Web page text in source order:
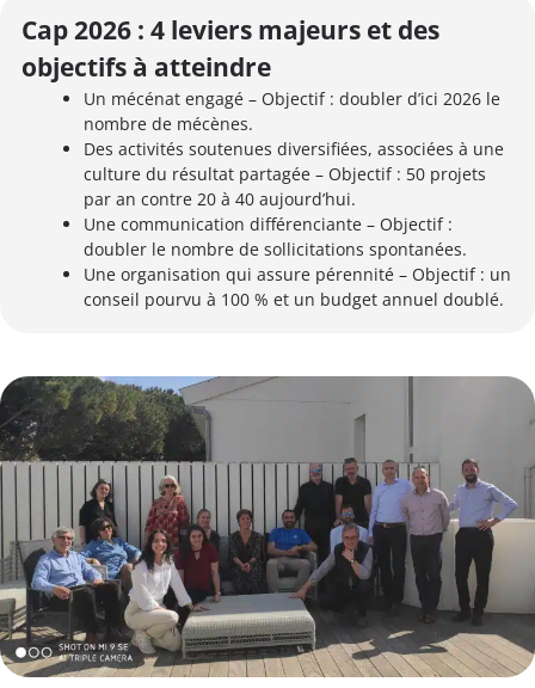
Cap 2026 : 4 leviers majeurs et des
objectifs à atteindre
Un mécénat engagé – Objectif : doubler d’ici 2026 le
nombre de mécènes.
Des activités soutenues diversifiées, associées à une
culture du résultat partagée – Objectif : 50 projets
par an contre 20 à 40 aujourd’hui.
Une communication différenciante – Objectif :
doubler le nombre de sollicitations spontanées.
Une organisation qui assure pérennité – Objectif : un
conseil pourvu à 100 % et un budget annuel doublé.